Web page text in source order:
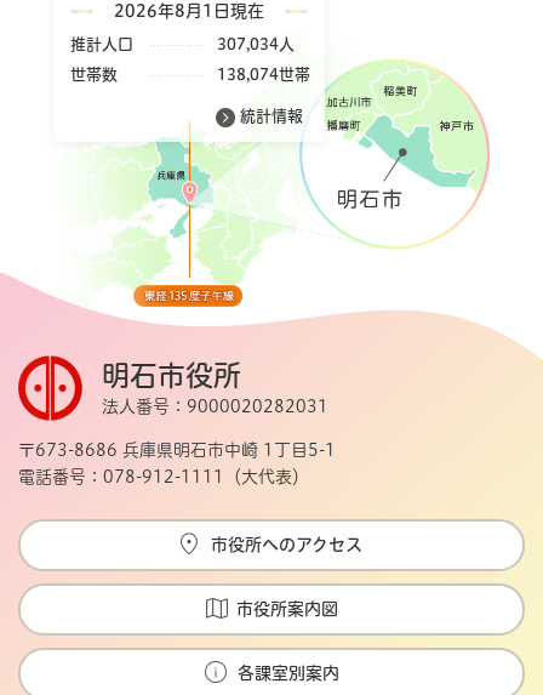
2026年8月1日現在
推計人口
307,034人
世帯数
138,074世帯
統計情報
明石市役所
法人番号：9000020282031
〒673-8686 兵庫県明石市中崎 1丁目5-1
電話番号：078-912-1111（大代表）
市役所へのアクセス
市役所案内図
各課室別案内